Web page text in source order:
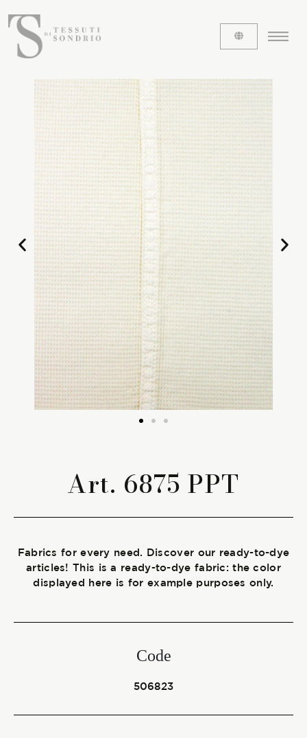
Art. 6875 PPT
Fabrics for every need. Discover our ready-to-dye
articles! This is a ready-to-dye fabric: the color
displayed here is for example purposes only.
Code
506823
ABOUT US
The labels
Our history
Work with us
Share our fabrics
THE FABRICS
The season Fall/Winter
The season Spring/Summer
bunch
SUSTAINABILITY
UpCycle
Certifications
Start together
NEWS